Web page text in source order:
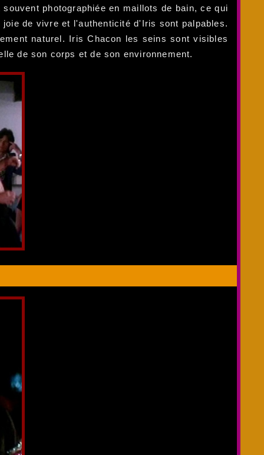
photographiée en maillots de bain, ce qui
de vivre et l'authenticité d'Iris sont palpables.
naturel. Iris Chacon les seins sont visibles
de son corps et de son environnement.